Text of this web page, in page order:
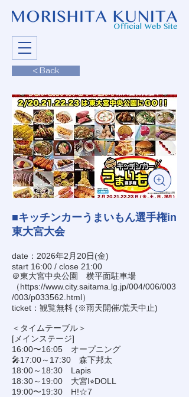
< Back
■キッチンカーうまいもん選手権in
東大宮大会
date：2026年2月20日(金)
start 16:00 / close 21:00
＠東大宮中央公園 横平面駐車場
（https://www.city.saitama.lg.jp/004/006/003
/003/p033562.html）
ticket：観覧無料 (※雨天開催/荒天中止)
＜タイムテーブル＞
[メインステージ]
16:00〜16:05 オープニング
🎤17:00～17:30 森下邦太
18:00～18:30 Lapis
18:30～19:00 大宮I⭐︎DOLL
19:00〜19:30 H!☆7